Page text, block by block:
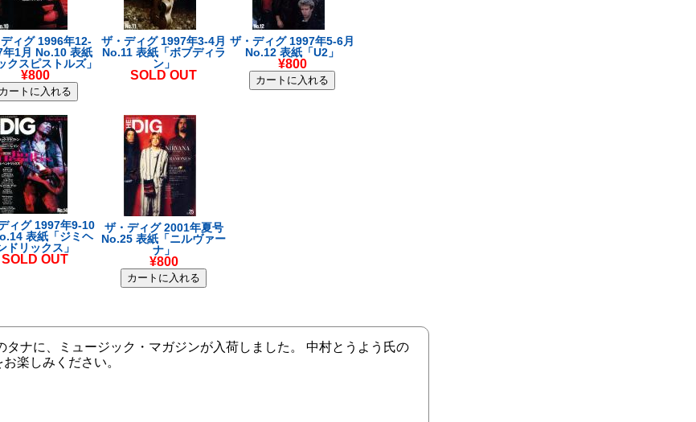
ィグ 1996年12-
年1月 No.10 表紙
クスピストルズ」
¥800
ザ・ディグ 1997年3-4月
No.11 表紙「ボブディラ
ン」
SOLD OUT
ザ・ディグ 1997年5-6月
No.12 表紙「U2」
¥800
ィグ 1997年9-10
表紙「ジミヘ
ドリックス」
SOLD OUT
ザ・ディグ 2001年夏号
No.25 表紙「ニルヴァー
ナ」
¥800
タナに、ミュージック・マガジンが入荷しました。 中村とうよう氏の
楽しみください。